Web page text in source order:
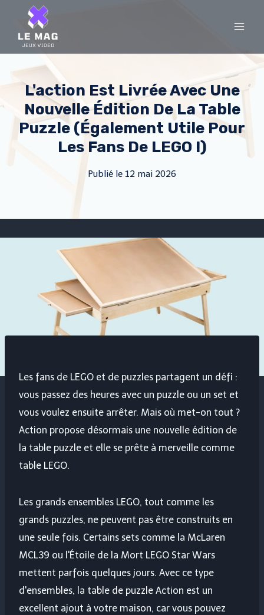
content
L'action Est Livrée Avec Une
Nouvelle Édition De La Table
Puzzle (également Utile Pour
Les Fans De LEGO !)
Publié le 12 mai 2026
Les fans de LEGO et de puzzles partagent un défi :
vous passez des heures avec un puzzle ou un set et
vous voulez ensuite arrêter. Mais où met-on tout ?
Action propose désormais une nouvelle édition de
la table puzzle et elle se prête à merveille comme
table LEGO.
Les grands ensembles LEGO, tout comme les
grands puzzles, ne peuvent pas être construits en
une seule fois. Certains sets comme la McLaren
MCL39 ou l'Étoile de la Mort LEGO Star Wars
mettent parfois quelques jours. Avec ce type
d'ensembles, la table de puzzle Action est un
excellent ajout à votre maison, car vous pouvez